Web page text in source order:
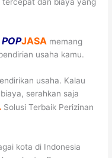
POPJASA memang
usaha kamu.
usaha. Kalau
serahkan saja
Solusi Terbaik Perizinan
kota di Indonesia